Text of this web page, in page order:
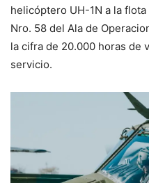
helicóptero UH-1N a la
Nro. 58 del Ala de
la cifra de 20.000 horas de
servicio.